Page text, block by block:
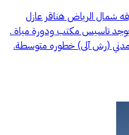
:- الموقع ملهم 30دقيقه شمال الرياض هناقر عازل
خرسانية. الإرتفاع 7متر . يوجد تاسيس مكتب ودورة مياة .
(رش آلى) خطوره متوسطة.